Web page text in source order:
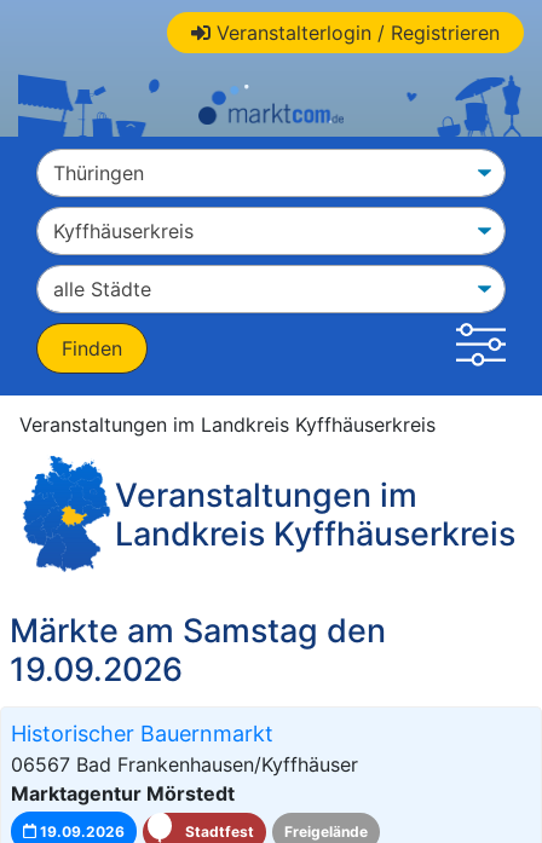
Veranstalterlogin / Registrieren
Veranstaltungen im Landkreis Kyffhäuserkreis
Veranstaltungen im
Landkreis Kyffhäuserkreis
Märkte am Samstag den
19.09.2026
Historischer Bauernmarkt
06567 Bad Frankenhausen/Kyffhäuser
Marktagentur Mörstedt
19.09.2026 Stadtfest Freigelände